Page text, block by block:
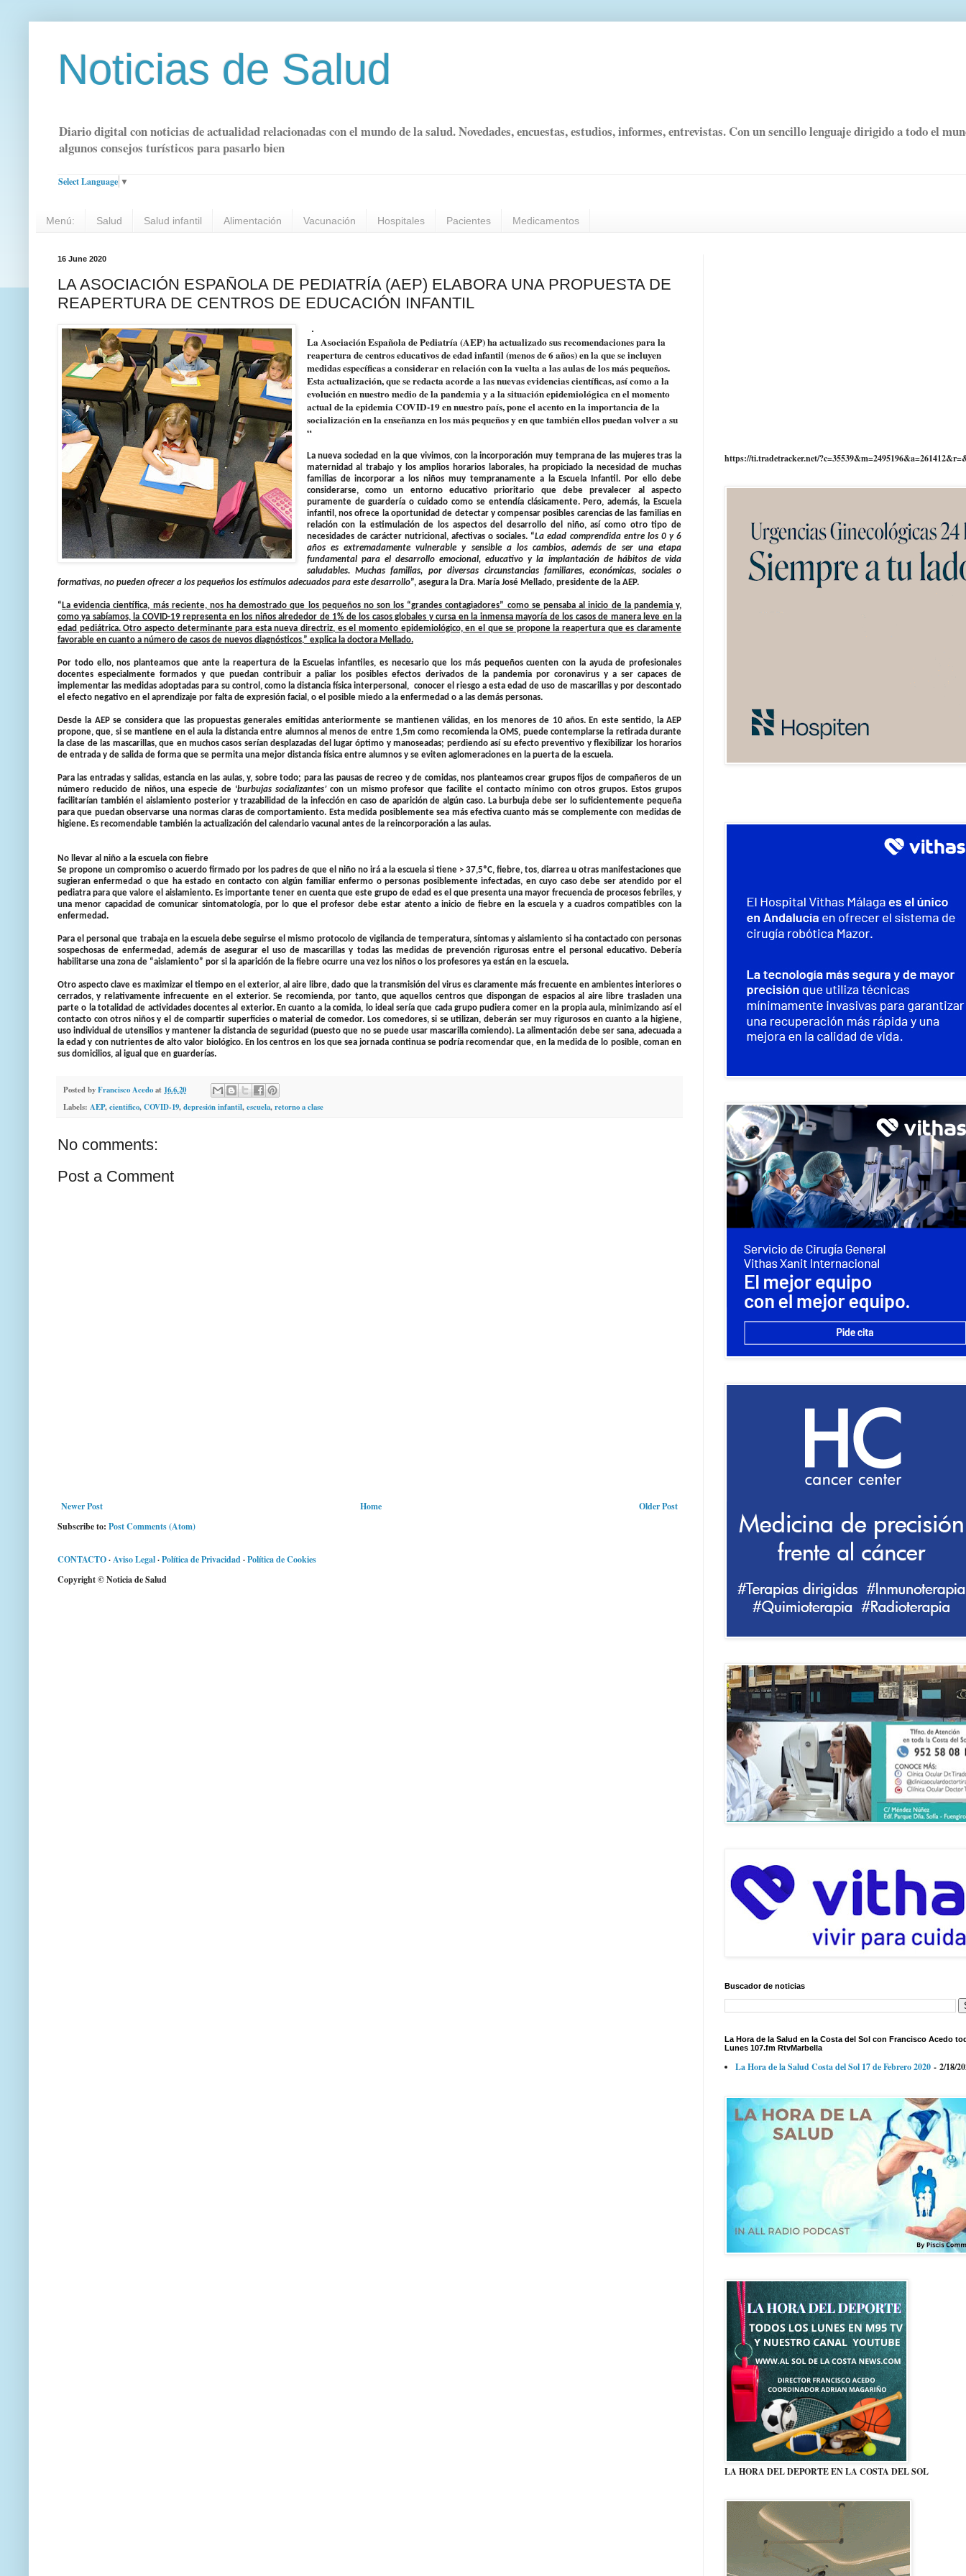
Noticias de Salud
Diario digital con noticias de actualidad relacionadas con el mundo de la salud. Novedades, encuestas, estudios, informes, entrevistas. Con un sencillo lenguaje dirigido a todo el
algunos consejos turísticos para pasarlo bien
Select Language ▼
Menú: Salud Salud infantil Alimentación Vacunación Hospitales Pacientes Medicamentos
16 June 2020
LA ASOCIACIÓN ESPAÑOLA DE PEDIATRÍA (AEP) ELABORA UNA PROPUESTA DE
REAPERTURA DE CENTROS DE EDUCACIÓN INFANTIL
.
La Asociación Española de Pediatría (AEP) ha actualizado sus recomendaciones para la
reapertura de centros educativos de edad infantil (menos de 6 años) en la que se incluyen
medidas específicas a considerar en relación con la vuelta a las aulas de los más pequeños.
Esta actualización, que se redacta acorde a las nuevas evidencias científicas, así como a la
evolución en nuestro medio de la pandemia y a la situación epidemiológica en el momento
actual de la epidemia COVID-19 en nuestro país, pone el acento en la importancia de la
socialización en la enseñanza en los más pequeños y en que también ellos puedan volver a su
“
La nueva sociedad en la que vivimos, con la incorporación muy temprana de las mujeres tras la
maternidad al trabajo y los amplios horarios laborales, ha propiciado la necesidad de muchas
familias de incorporar a los niños muy tempranamente a la Escuela Infantil. Por ello debe
considerarse, como un entorno educativo prioritario que debe prevalecer al aspecto
puramente de guardería o cuidado como se entendía clásicamente. Pero, además, la Escuela
infantil, nos ofrece la oportunidad de detectar y compensar posibles carencias de las familias en
relación con la estimulación de los aspectos del desarrollo del niño, así como otro tipo de
necesidades de carácter nutricional, afectivas o sociales. “La edad comprendida entre los 0 y 6
años es extremadamente vulnerable y sensible a los cambios, además de ser una etapa
fundamental para el desarrollo emocional, educativo y la implantación de hábitos de vida
saludables. Muchas familias, por diversas circunstancias familiares, económicas, sociales o
formativas, no pueden ofrecer a los pequeños los estímulos adecuados para este desarrollo”, asegura la Dra. María José Mellado, presidente de la AEP.
“ La evidencia científica, más reciente, nos ha demostrado que los pequeños no son los “grandes contagiadores” como se pensaba al inicio de la pandemia y,
como ya sabíamos, la COVID-19 representa en los niños alrededor de 1% de los casos globales y cursa en la inmensa mayoría de los casos de manera leve en la
edad pediátrica. Otro aspecto determinante para esta nueva directriz, es el momento epidemiológico, en el que se propone la reapertura que es claramente
favorable en cuanto a número de casos de nuevos diagnósticos,” explica la doctora Mellado.
Por todo ello, nos planteamos que ante la reapertura de la Escuelas infantiles, es necesario que los más pequeños cuenten con la ayuda de profesionales
docentes especialmente formados y que puedan contribuir a paliar los posibles efectos derivados de la pandemia por coronavirus y a ser capaces de
implementar las medidas adoptadas para su control, como la distancia física interpersonal, conocer el riesgo a esta edad de uso de mascarillas y por descontado
el efecto negativo en el aprendizaje por falta de expresión facial, o el posible miedo a la enfermedad o a las demás personas.
Desde la AEP se considera que las propuestas generales emitidas anteriormente se mantienen válidas, en los menores de 10 años. En este sentido, la AEP
propone, que, si se mantiene en el aula la distancia entre alumnos al menos de entre 1,5m como recomienda la OMS, puede contemplarse la retirada durante
la clase de las mascarillas, que en muchos casos serían desplazadas del lugar óptimo y manoseadas; perdiendo así su efecto preventivo y flexibilizar los horarios
de entrada y de salida de forma que se permita una mejor distancia física entre alumnos y se eviten aglomeraciones en la puerta de la escuela.
Para las entradas y salidas, estancia en las aulas, y, sobre todo; para las pausas de recreo y de comidas, nos planteamos crear grupos fijos de compañeros de un
número reducido de niños, una especie de ‘burbujas socializantes’con un mismo profesor que facilite el contacto mínimo con otros grupos. Estos grupos
facilitarían también el aislamiento posterior y trazabilidad de la infección en caso de aparición de algún caso. La burbuja debe ser lo suficientemente pequeña
para que puedan observarse una normas claras de comportamiento. Esta medida posiblemente sea más efectiva cuanto más se complemente con medidas de
higiene. Es recomendable también la actualización del calendario vacunal antes de la reincorporación a las aulas.
No llevar al niño a la escuela con fiebre
Se propone un compromiso o acuerdo firmado por los padres de que el niño no irá a la escuela si tiene > 37,5ºC, fiebre, tos, diarrea u otras manifestaciones que
sugieran enfermedad o que ha estado en contacto con algún familiar enfermo o personas posiblemente infectadas, en cuyo caso debe ser atendido por el
pediatra para que valore el aislamiento. Es importante tener en cuenta que este grupo de edad es el que presenta una mayor frecuencia de procesos febriles, y
una menor capacidad de comunicar sintomatología, por lo que el profesor debe estar atento a inicio de fiebre en la escuela y a cuadros compatibles con la
enfermedad.
Para el personal que trabaja en la escuela debe seguirse el mismo protocolo de vigilancia de temperatura, síntomas y aislamiento si ha contactado con personas
sospechosas de enfermedad, además de asegurar el uso de mascarillas y todas las medidas de prevención rigurosas entre el personal educativo. Debería
habilitarse una zona de “aislamiento” por si la aparición de la fiebre ocurre una vez los niños o los profesores ya están en la escuela.
Otro aspecto clave es maximizar el tiempo en el exterior, al aire libre, dado que la transmisión del virus es claramente más frecuente en ambientes interiores o
cerrados, y relativamente infrecuente en el exterior. Se recomienda, por tanto, que aquellos centros que dispongan de espacios al aire libre trasladen una
parte o la totalidad de actividades docentes al exterior. En cuanto a la comida, lo ideal sería que cada grupo pudiera comer en la propia aula, minimizando así el
contacto con otros niños y el de compartir superficies o material de comedor. Los comedores, si se utilizan, deberán ser muy rigurosos en cuanto a la higiene,
uso individual de utensilios y mantener la distancia de seguridad (puesto que no se puede usar mascarilla comiendo). La alimentación debe ser sana, adecuada a
la edad y con nutrientes de alto valor biológico. En los centros en los que sea jornada continua se podría recomendar que, en la medida de lo posible, coman en
sus domicilios, al igual que en guarderías.
Posted byFrancisco Acedoat 16.6.20
Labels: AEP,cientifico,COVID-19,depresión infantil,escuela,retorno a clase
No comments:
Post a Comment
Newer Post Older Post
Home
Subscribe to: Post Comments (Atom)
CONTACTO·Aviso Legal·Política de Privacidad·Política de Cookies
Copyright © Noticia de Salud
https://ti.tradetracker.net/
Buscador de noticias
La Hora de la Salud en la Costa del Sol con Francisco Acedo
Lunes 107.fm RtvMarbella
La Hora de la Salud Costa del Sol 17 de Febrero 2020 - 2/18/
LA HORA DEL DEPORTE EN LA COSTA DEL SOL